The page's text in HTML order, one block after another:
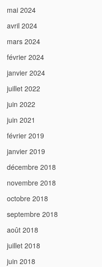
mai 2024
avril 2024
mars 2024
février 2024
janvier 2024
juillet 2022
juin 2022
juin 2021
février 2019
janvier 2019
décembre 2018
novembre 2018
octobre 2018
septembre 2018
août 2018
juillet 2018
juin 2018